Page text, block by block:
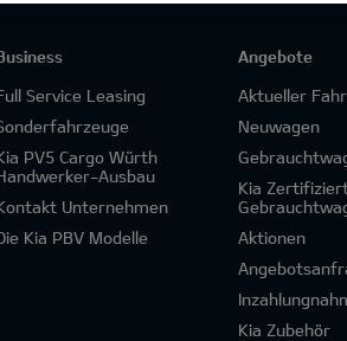
Service Leasing
PV5 Cargo Würth
Ausbau
Unternehmen
Kia PBV Modelle
Angebote
Aktueller
Neuwagen
Kia
Aktionen
Kia Zubehör